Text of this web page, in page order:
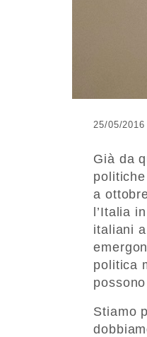
25/05/2016
Già da
a
l’Italia
italiani
politica
Stiamo